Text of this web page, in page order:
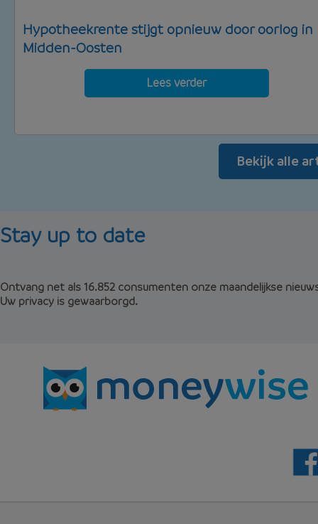
Hypotheekrente stijgt opnieuw door oorlog in
Midden-Oosten
Lees verder
Bekijk alle
Stay up to date
Ontvang net als 16.852 consumenten onze maandelijkse
Uw privacy is gewaarborgd.